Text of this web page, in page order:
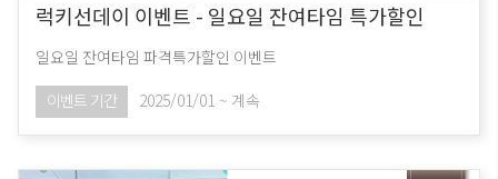
럭키선데이 이벤트 - 일요일 잔여타임 특가할인
일요일 잔여타임 파격특가할인 이벤트
이벤트 기간
2025/01/01 ~ 계속